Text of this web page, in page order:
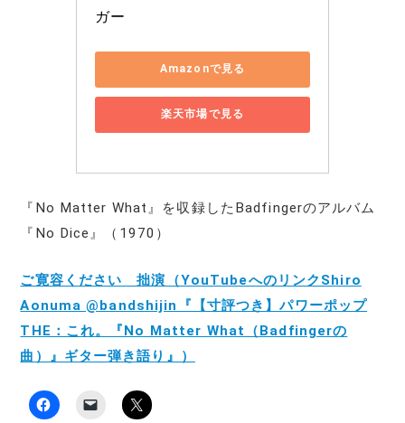
ガー
Amazonで見る
楽天市場で見る
『No Matter What』を収録したBadfingerのアルバム
『No Dice』（1970）
ご寛容ください 拙演（YouTubeへのリンクShiro
Aonuma @bandshijin『【寸評つき】パワーポップ
THE：これ。『No Matter What（Badfingerの
曲）』ギター弾き語り』）
F
a
ク
リ